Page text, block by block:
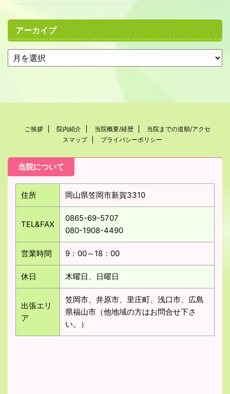
アーカイブ
ご挨拶 院内紹介 当院概要/経歴
当院までの道順/アクセ
スマップ
プライバシーポリシー
当院について
住所 岡山県笠岡市新賀3310
TEL&FAX
0865-69-5707
080-1908-4490
営業時間 9：00～18：00
休日 木曜日、日曜日
出張エリ
ア
笠岡市、井原市、里庄町、浅口市、広島
県福山市（他地域の方はお問合せ下さ
い。）